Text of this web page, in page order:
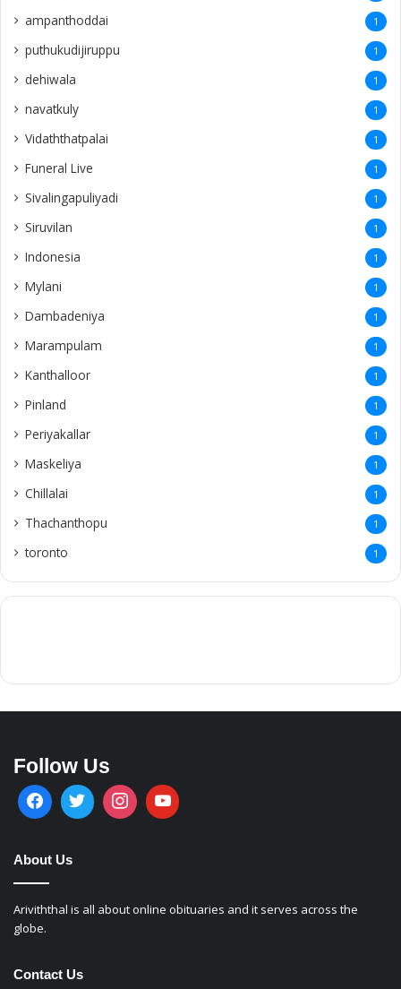
ampanthoddai 1
puthukudijiruppu 1
dehiwala 1
navatkuly 1
Vidaththatpalai 1
Funeral Live 1
Sivalingapuliyadi 1
Siruvilan 1
Indonesia 1
Mylani 1
Dambadeniya 1
Marampulam 1
Kanthalloor 1
Pinland 1
Periyakallar 1
Maskeliya 1
Chillalai 1
Thachanthopu 1
toronto 1
Follow Us
About Us
Ariviththal is all about online obituaries and it serves across the
globe.
Contact Us